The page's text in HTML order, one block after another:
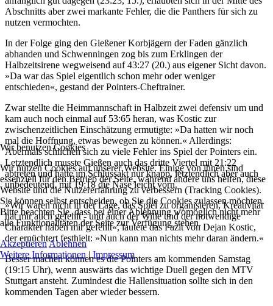
Abschnitts aber zwei markante Fehler, die die Panthers für sich zu
nutzen vermochten.
In der Folge ging den Gießener Korbjägern der Faden gänzlich
abhanden und Schwenningen zog bis zum Erklingen der
Halbzeitsirene wegweisend auf 43:27 (20.) aus eigener Sicht davon.
»Da war das Spiel eigentlich schon mehr oder weniger
entschieden«, gestand der Pointers-Cheftrainer.
Zwar stellte die Heimmannschaft in Halbzeit zwei defensiv um und
kam auch noch einmal auf 53:65 heran, was Kostic zur
zwischenzeitlichen Einschätzung ermutigte: »Da hatten wir noch
mal die Hoffnung, etwas bewegen zu können.« Allerdings:
Abermals schlichen sich zu viele Fehler ins Spiel der Pointers ein.
Letztendlich musste Gießen auch das dritte Viertel mit 21:22
abtreten und hatte im Schlussakt nur knapp, letztendlich aber auch
unbedeutend, mit 19:18 die Nase leicht vorn.
»Wir waren nicht in der Lage, das Spiel zu organisieren, Kreativität
hat mir auch gefehlt - und auch der Wille und der notwendige
Charakter haben mir gefehlt«, lautete das Fazit von Dejan Kostic,
der ernüchtert festhielt: »Nun kann man nichts mehr daran ändern.«
Besser machen können es die Pointers am kommenden Samstag
(19:15 Uhr), wenn auswärts das wichtige Duell gegen den MTV
Stuttgart ansteht. Zumindest die Hallensituation sollte sich in den
kommenden Tagen aber wieder bessern.
Wir benutzen Cookies
Wir nutzen Cookies auf unserer Website. Einige von ihnen sind
essenziell für den Betrieb der Seite, während andere uns helfen, diese
Website und die Nutzererfahrung zu verbessern (Tracking Cookies).
Sie können selbst entscheiden, ob Sie die Cookies zulassen möchten.
Bitte beachten Sie, dass bei einer Ablehnung womöglich nicht mehr
alle Funktionalitäten der Seite zur Verfügung stehen.
AkzeptierenAblehnen
Weitere Informationen | Impressum